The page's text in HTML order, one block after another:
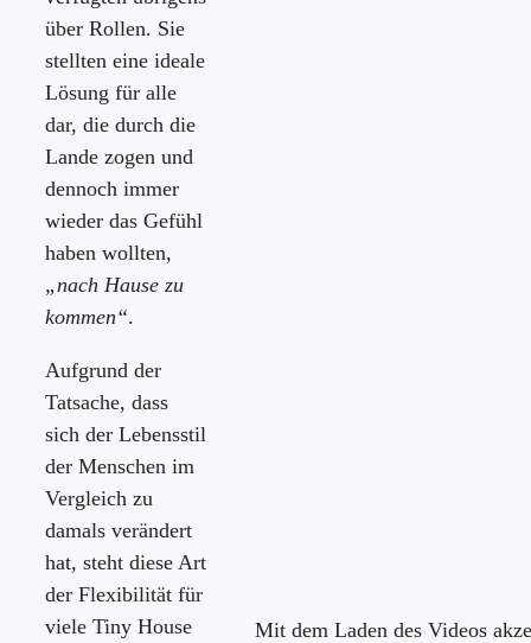
über Rollen. Sie
stellten eine ideale
Lösung für alle
dar, die durch die
Lande zogen und
dennoch immer
wieder das Gefühl
haben wollten,
„nach Hause zu
kommen“.
Aufgrund der
Tatsache, dass
sich der Lebensstil
der Menschen im
Vergleich zu
damals verändert
hat, steht diese Art
der Flexibilität für
viele Tiny House
Mit dem Laden des Videos